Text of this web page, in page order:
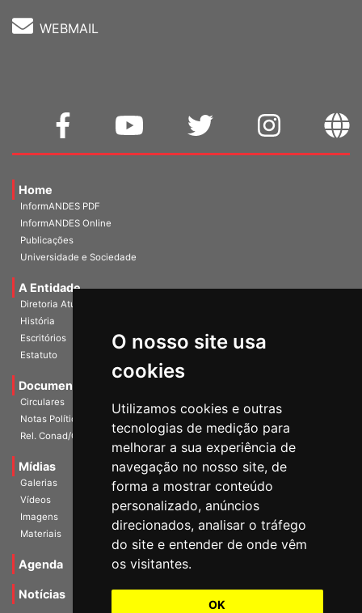
O nosso site usa
cookies
Utilizamos cookies e outras
tecnologias de medição para
melhorar a sua experiência de
navegação no nosso site, de
forma a mostrar conteúdo
personalizado, anúncios
direcionados, analisar o tráfego
do site e entender de onde vêm
os visitantes.
OK
WEBMAIL
Home
InformANDES PDF
InformANDES Online
Publicações
Universidade e Sociedade
A Entidade
Diretoria Atual
História
Escritórios
Estatuto
Documentos
Circulares
Notas Políticas
Rel. Conad/Congresso
Mídias
Galerias
Vídeos
Imagens
Materiais
Agenda
Notícias